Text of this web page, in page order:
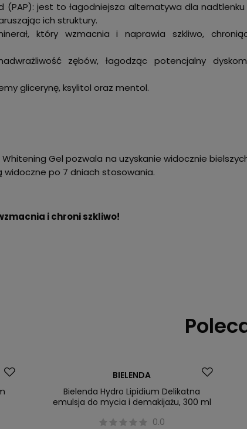
(PAP): jest to łagodniejsza alternatywa dla
ich struktury.
który wzmacnia i naprawia szkliwo,
zębów, łagodząc potencjalny
glicerynę, ksylitol oraz mentol.
Gel pozwala na uzyskanie widocznie
widoczne po 7 dniach stosowania.
i chroni szkliwo!
BIELENDA
Bielenda Hydro Lipidium Delikatna
emulsja do mycia i demakijażu, 300 ml
0.0